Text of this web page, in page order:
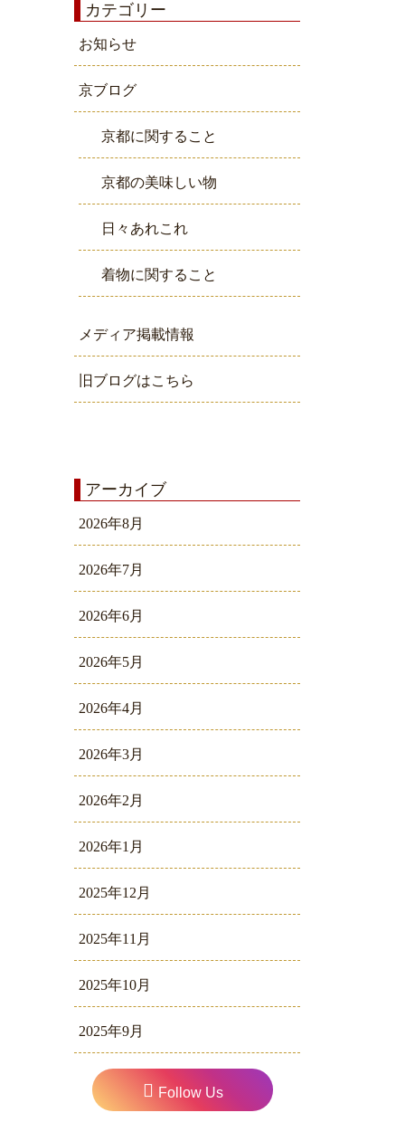
カテゴリー
お知らせ
京ブログ
京都に関すること
京都の美味しい物
日々あれこれ
着物に関すること
メディア掲載情報
旧ブログはこちら
アーカイブ
2026年8月
2026年7月
2026年6月
2026年5月
2026年4月
2026年3月
2026年2月
2026年1月
2025年12月
2025年11月
2025年10月
2025年9月
Follow Us